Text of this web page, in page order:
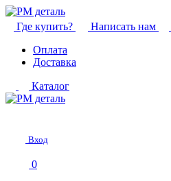
Где купить? Написать нам
Оплата
Доставка
Каталог
Вход
0